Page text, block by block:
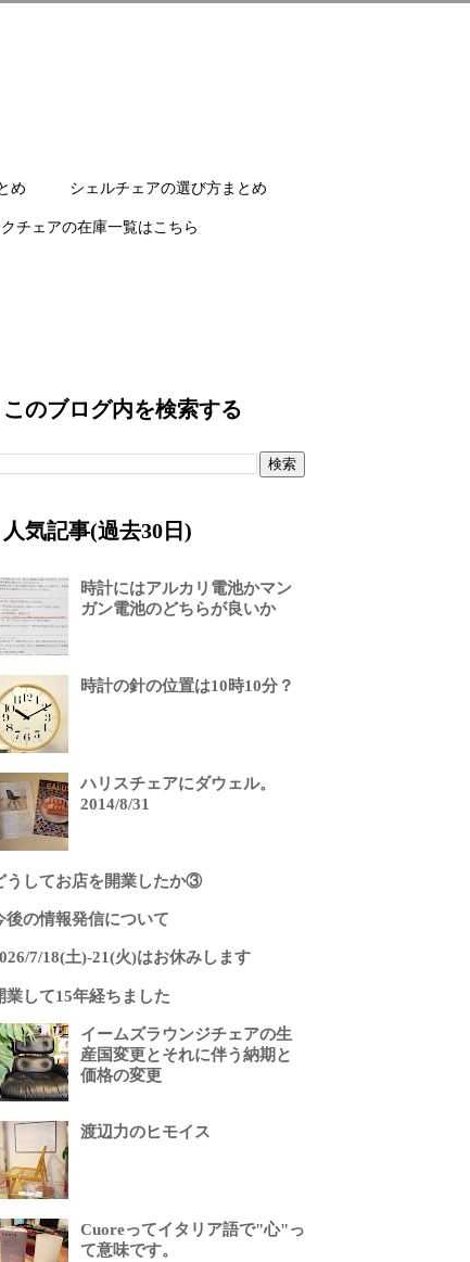
め シェルチェアの選び方まとめ
チェアの在庫一覧はこちら
このブログ内を検索する
人気記事(過去30日)
時計にはアルカリ電池かマン
ガン電池のどちらが良いか
時計の針の位置は10時10分？
ハリスチェアにダウェル。
2014/8/31
うしてお店を開業したか③
後の情報発信について
7/18(土)-21(火)はお休みします
業して15年経ちました
イームズラウンジチェアの生
産国変更とそれに伴う納期と
価格の変更
渡辺力のヒモイス
Cuoreってイタリア語で"心"っ
て意味です。